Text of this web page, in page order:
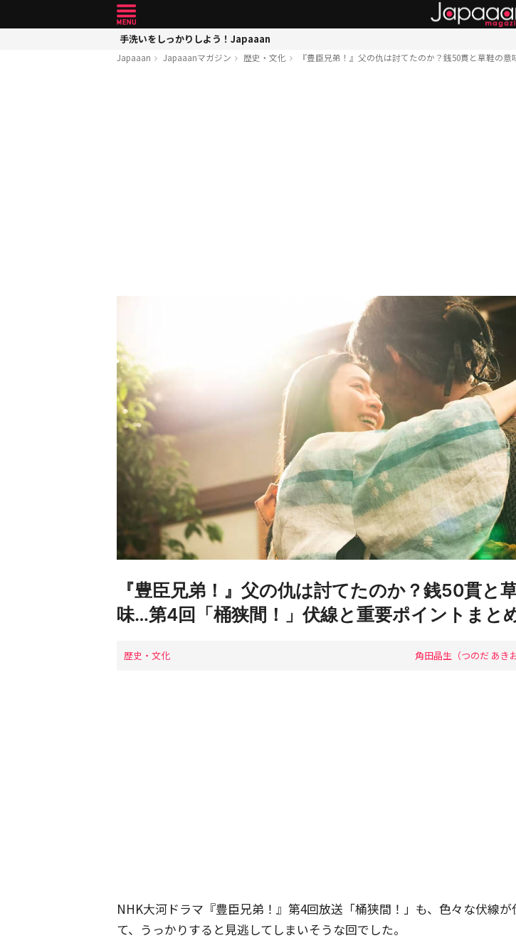
手洗いをしっかりしよう！Japaaan
Japaaan Japaaanマガジン 歴史・文化 『豊臣兄弟！』父の仇は討てたのか？銭50貫と草鞋の
『豊臣兄弟！』父の仇は討てたのか？銭50貫と
味…第4回「桶狭間！」伏線と重要ポイントまと
歴史・文化 角田晶生（つのだ あきお
NHK大河ドラマ『豊臣兄弟！』第4回放送「桶狭間！」も、色々な伏線が
て、うっかりすると見逃してしまいそうな回でした。